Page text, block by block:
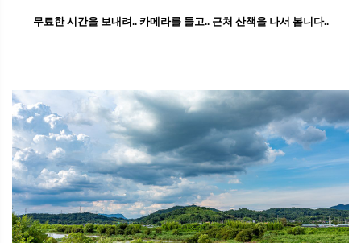
무료한 시간을 보내려.. 카메라를 들고.. 근처 산책을 나서 봅니다..